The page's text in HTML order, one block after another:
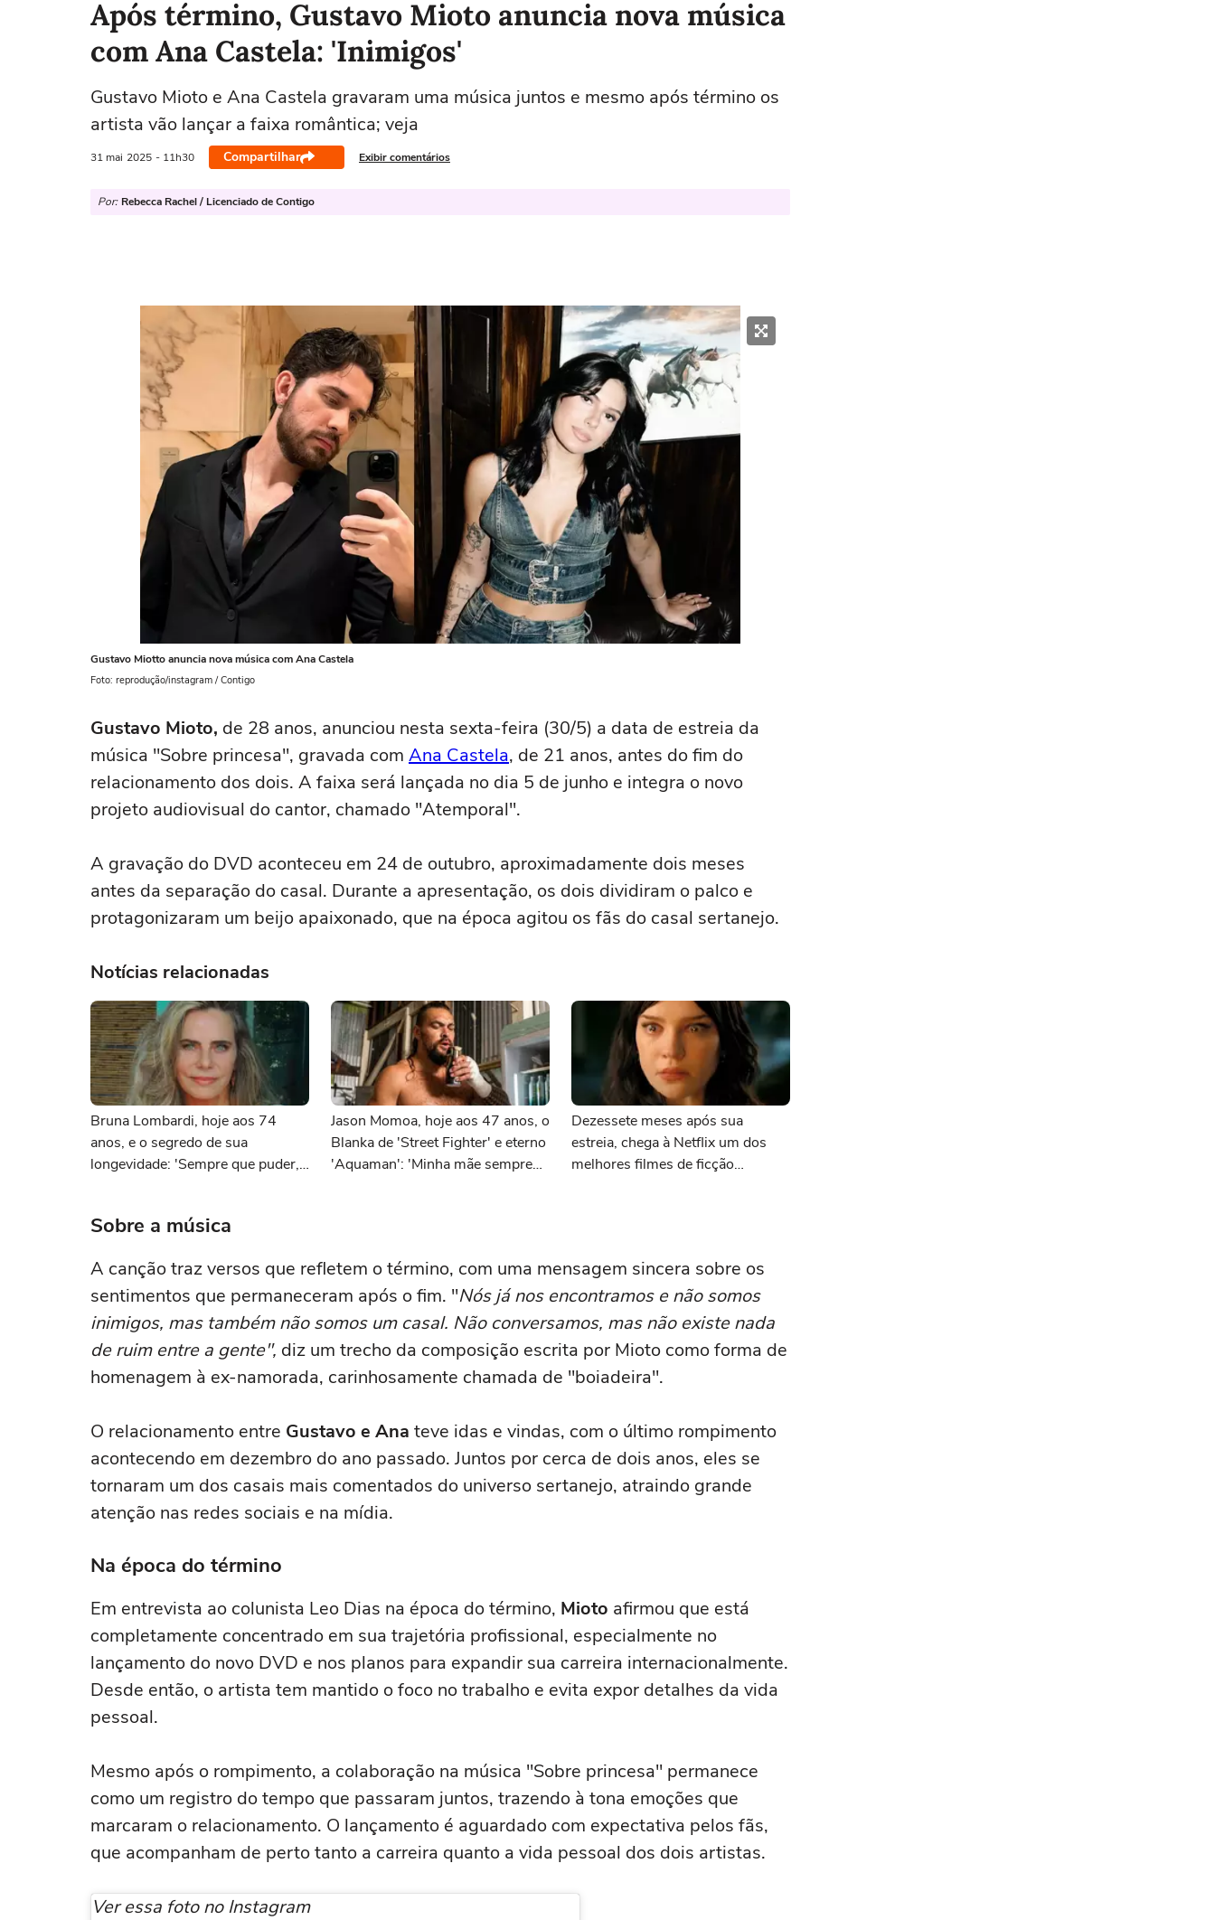
Após término, Gustavo Mioto anuncia nova música
com Ana Castela: 'Inimigos'
Gustavo Mioto e Ana Castela gravaram uma música juntos e mesmo após término os
artista vão lançar a faixa romântica; veja
31 mai 2025 - 11h30 Compartilhar Exibir comentários
Por: Rebecca Rachel / Licenciado de Contigo
Gustavo Miotto anuncia nova música com Ana Castela
Foto: reprodução/instagram / Contigo
Gustavo Mioto, de 28 anos, anunciou nesta sexta-feira (30/5) a data de estreia da
música "Sobre princesa", gravada com Ana Castela, de 21 anos, antes do fim do
relacionamento dos dois. A faixa será lançada no dia 5 de junho e integra o novo
projeto audiovisual do cantor, chamado "Atemporal".
A gravação do DVD aconteceu em 24 de outubro, aproximadamente dois meses
antes da separação do casal. Durante a apresentação, os dois dividiram o palco e
protagonizaram um beijo apaixonado, que na época agitou os fãs do casal sertanejo.
Notícias relacionadas
Bruna Lombardi, hoje aos 74
anos, e o segredo de sua
longevidade: 'Sempre que puder,
diários, mesmo pequenos, são
Jason Momoa, hoje aos 47 anos, o
Blanka de 'Street Fighter' e eterno
'Aquaman': 'Minha mãe sempre
Dezessete meses após sua
estreia, chega à Netflix um dos
melhores filmes de ficção
Sobre a música
A canção traz versos que refletem o término, com uma mensagem sincera sobre os
sentimentos que permaneceram após o fim. "Nós já nos encontramos e não somos
inimigos, mas também não somos um casal. Não conversamos, mas não existe nada
de ruim entre a gente", diz um trecho da composição escrita por Mioto como forma de
homenagem à ex-namorada, carinhosamente chamada de "boiadeira".
O relacionamento entre Gustavo e Ana teve idas e vindas, com o último rompimento
acontecendo em dezembro do ano passado. Juntos por cerca de dois anos, eles se
tornaram um dos casais mais comentados do universo sertanejo, atraindo grande
atenção nas redes sociais e na mídia.
Na época do término
Em entrevista ao colunista Leo Dias na época do término, Mioto afirmou que está
completamente concentrado em sua trajetória profissional, especialmente no
lançamento do novo DVD e nos planos para expandir sua carreira internacionalmente.
Desde então, o artista tem mantido o foco no trabalho e evita expor detalhes da vida
pessoal.
Mesmo após o rompimento, a colaboração na música "Sobre princesa" permanece
como um registro do tempo que passaram juntos, trazendo à tona emoções que
marcaram o relacionamento. O lançamento é aguardado com expectativa pelos fãs,
que acompanham de perto tanto a carreira quanto a vida pessoal dos dois artistas.
Ver essa foto no Instagram